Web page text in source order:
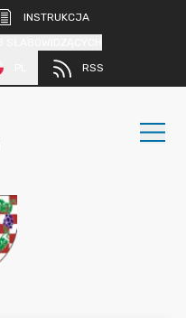
INSTRUKCJA
RSS